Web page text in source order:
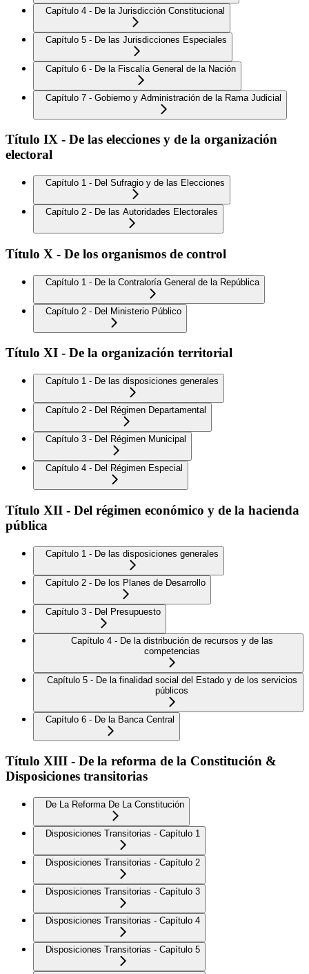
Capítulo 4 - De la Jurisdicción Constitucional
Capítulo 5 - De las Jurisdicciones Especiales
Capítulo 6 - De la Fiscalía General de la Nación
Capítulo 7 - Gobierno y Administración de la Rama Judicial
Título IX - De las elecciones y de la organización
electoral
Capítulo 1 - Del Sufragio y de las Elecciones
Capítulo 2 - De las Autoridades Electorales
Título X - De los organismos de control
Capítulo 1 - De la Contraloría General de la República
Capítulo 2 - Del Ministerio Público
Título XI - De la organización territorial
Capítulo 1 - De las disposiciones generales
Capítulo 2 - Del Régimen Departamental
Capítulo 3 - Del Régimen Municipal
Capítulo 4 - Del Régimen Especial
Título XII - Del régimen económico y de la hacienda
pública
Capítulo 1 - De las disposiciones generales
Capítulo 2 - De los Planes de Desarrollo
Capítulo 3 - Del Presupuesto
Capítulo 4 - De la distribución de recursos y de las
competencias
Capítulo 5 - De la finalidad social del Estado y de los servicios
públicos
Capítulo 6 - De la Banca Central
Título XIII - De la reforma de la Constitución &
Disposiciones transitorias
De La Reforma De La Constitución
Disposiciones Transitorias - Capítulo 1
Disposiciones Transitorias - Capítulo 2
Disposiciones Transitorias - Capítulo 3
Disposiciones Transitorias - Capítulo 4
Disposiciones Transitorias - Capítulo 5